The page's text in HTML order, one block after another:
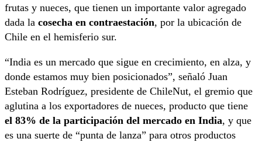
frutas y nueces, que tienen un importante valor agregado
dada la cosecha en contraestación, por la ubicación de
Chile en el hemisferio sur.
“India es un mercado que sigue en crecimiento, en alza, y
donde estamos muy bien posicionados”, señaló Juan
Esteban Rodríguez, presidente de ChileNut, el gremio que
aglutina a los exportadores de nueces, producto que tiene
el 83% de la participación del mercado en India, y que
es una suerte de “punta de lanza” para otros productos